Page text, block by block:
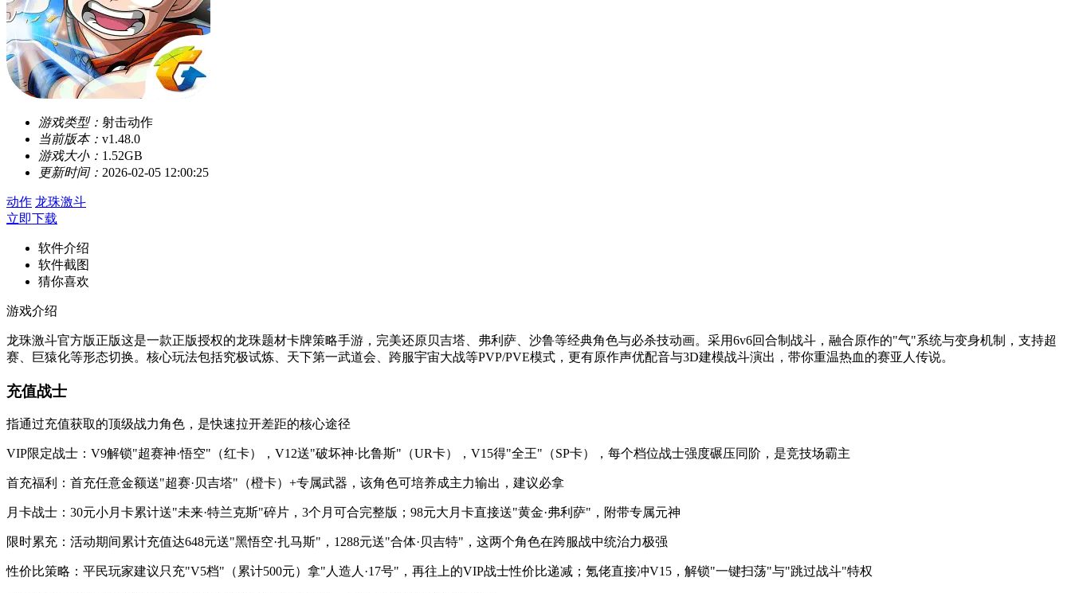
游戏类型： 射击动作
当前版本： v1.48.0
游戏大小： 1.52GB
更新时间： 2026-02-05 12:00:25
动作 龙珠激斗
立即下载
软件介绍
软件截图
猜你喜欢
游戏介绍
龙珠激斗官方版正版这是一款正版授权的龙珠题材卡牌策略手游，完美还原贝吉塔、弗利萨、沙鲁等经典角色与必杀技动画。采用6v6回合制战斗，融合原作的"气"系统与变身机制，支持超
赛、巨猿化等形态切换。核心玩法包括究极试炼、天下第一武道会、跨服宇宙大战等PVP/PVE模式，更有原作声优配音与3D建模战斗演出，带你重温热血的赛亚人传说。
充值战士
指通过充值获取的顶级战力角色，是快速拉开差距的核心途径
VIP限定战士：V9解锁"超赛神·悟空"（红卡），V12送"破坏神·比鲁斯"（UR卡），V15得"全王"（SP卡），每个档位战士强度碾压同阶，是竞技场霸主
首充福利：首充任意金额送"超赛·贝吉塔"（橙卡）+专属武器，该角色可培养成主力输出，建议必拿
月卡战士：30元小月卡累计送"未来·特兰克斯"碎片，3个月可合完整版；98元大月卡直接送"黄金·弗利萨"，附带专属元神
限时累充：活动期间累计充值达648元送"黑悟空·扎马斯"，1288元送"合体·贝吉特"，这两个角色在跨服战中统治力极强
性价比策略：平民玩家建议只充"V5档"（累计500元）拿"人造人·17号"，再往上的VIP战士性价比递减；氪佬直接冲V15，解锁"一键扫荡"与"跳过战斗"特权